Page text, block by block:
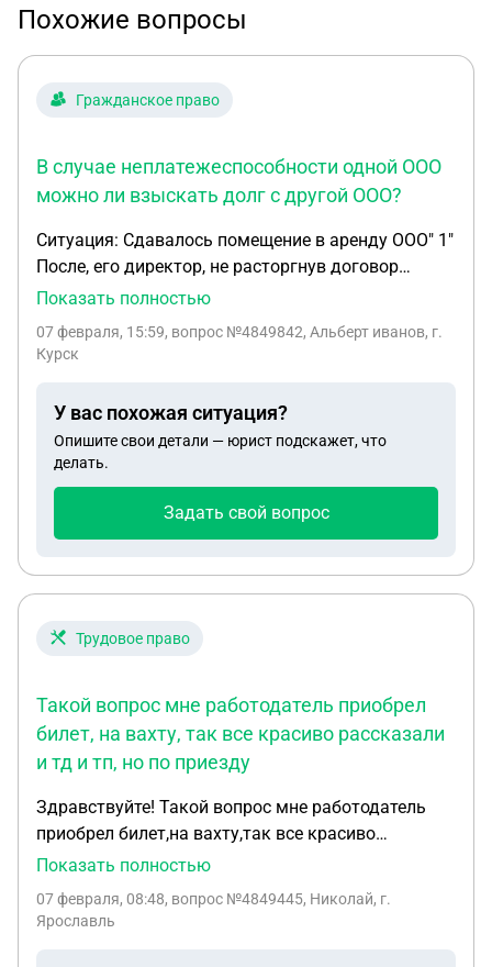
Похожие вопросы
Гражданское право
В случае неплатежеспособности одной ООО
можно ли взыскать долг с другой ООО?
Ситуация: Сдавалось помещение в аренду ООО" 1"
После, его директор, не расторгнув договор
аренды, заключил новый договор аренды, указав
предупредил за 3 месяца согласно договора о
подтверждением уведомления? 2. Можно ли
взыскать по не расторженглму договору деньги
за аренду, если в переписке ген. директор просил
перезаключить договор аренды с другим своим
ООО2. 3. У него были просрочки, можно ли
неплатежеспособности одной ООО можно ли
Показать полностью
07 февраля, 15:59, вопрос №4849842, Альберт иванов, г.
Курск
У вас похожая ситуация?
Опишите свои детали — юрист подскажет, что
делать.
Задать свой вопрос
Трудовое право
Такой вопрос мне работодатель приобрел
билет, на вахту, так все красиво рассказали
и тд и тп, но по приезду
Здравствуйте! Такой вопрос мне работодатель
приобрел билет,на вахту,так все красиво
рассказали и тд и тп,но по приезду,оказалось не
ещё не подписывал,но я писал расписку о покупке
Показать полностью
07 февраля, 08:48, вопрос №4849445, Николай, г.
Ярославль